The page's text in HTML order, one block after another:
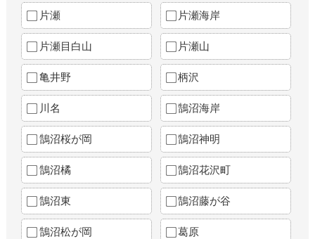
片瀬 片瀬海岸
片瀬目白山 片瀬山
亀井野 柄沢
川名 鵠沼海岸
鵠沼桜が岡 鵠沼神明
鵠沼橘 鵠沼花沢町
鵠沼東 鵠沼藤が谷
鵠沼松が岡 葛原